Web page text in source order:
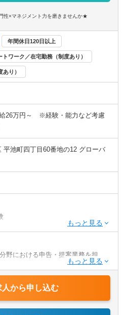
は知識や経験を活かしていただけ
、公認会計士。
を引き継ぐサポートをする『事業
サポートをする『医業開業支援』
生方をサポートするのが私たちの
人事制度の分析、教育・研修制度
ティングも行っています。
営
ない税務・会計面、数字をもとに
る課題やこの先の経営戦略、お客
どを一緒に考えています。設立か
を上げ、支店を出したり、法人化
、？期にわたってお客様の夢の実
直接お客様の夢の実現に繋がりま
琢磨しながら、挑戦、成？し続け
一つです。
性×マネジメント力を磨きませんか★
年間休日120日以上
トワーク／在宅勤務（制度あり）
り）
給26万円～ ※経験・能力など考慮
平池町四丁目60番地の12 グローバ
門での実務経験
ンナーまたはプライベートバンカー
野における申告・提案業務を担
運用・法人投資からパート育成ま
ます。
人から申し込む